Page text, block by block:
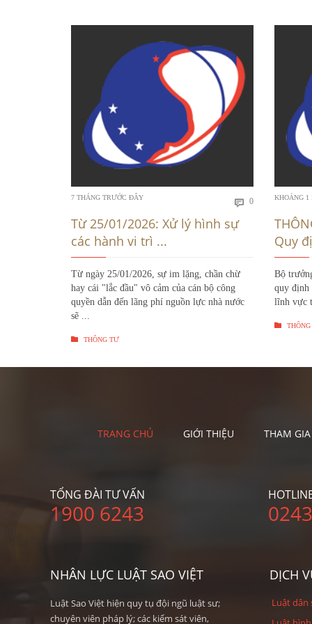
7 THÁNG TRƯỚC ĐÂY  0Bình
Từ 25/01/2026: Xử lý hình sự
các hành vi trì ...
Từ ngày 25/01/2026, sự im lặng, chần chừ
hay cái "lắc đầu" vô cảm của cán bộ công
quyền dẫn đến lãng phí nguồn lực nhà nước
sẽ ...
 THÔNG TƯ
KHOẢNG
Quy
Bộ
quy định
lĩnh vực

TRANG CHỦ GIỚI THIỆU THAM
TỔNG ĐÀI TƯ VẤN
1900 6243
NHÂN LỰC LUẬT SAO VIỆT
Luật Sao Việt hiện quy tụ đội ngũ luật sư;
chuyên viên pháp lý; các kiểm sát viên,
DỊCH
Luật